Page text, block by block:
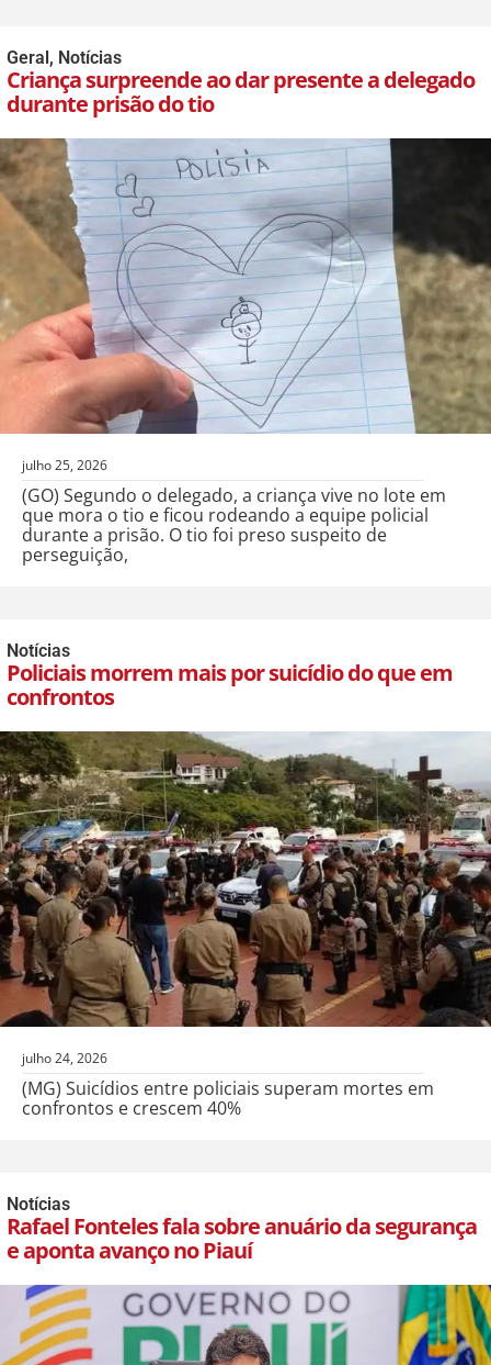
Geral, Notícias
Criança surpreende ao dar presente a delegado
durante prisão do tio
julho 25, 2026
(GO) Segundo o delegado, a criança vive no lote em
que mora o tio e ficou rodeando a equipe policial
durante a prisão. O tio foi preso suspeito de
perseguição,
Notícias
Policiais morrem mais por suicídio do que em
confrontos
julho 24, 2026
(MG) Suicídios entre policiais superam mortes em
confrontos e crescem 40%
Notícias
Rafael Fonteles fala sobre anuário da segurança
e aponta avanço no Piauí